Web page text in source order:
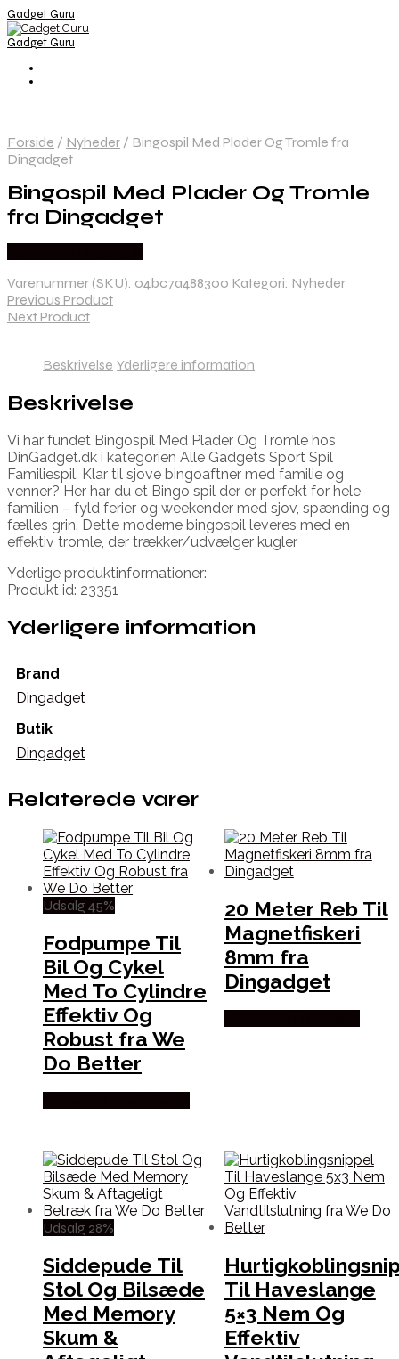
Gadget Guru
Gadget Guru
Forside / Nyheder / Bingospil Med Plader Og Tromle fra
Dingadget
Bingospil Med Plader Og Tromle
fra Dingadget
Varenummer (SKU): 04bc7a488300 Kategori: Nyheder
Previous Product
Next Product
Beskrivelse Yderligere information
Beskrivelse
Vi har fundet Bingospil Med Plader Og Tromle hos
DinGadget.dk i kategorien Alle Gadgets Sport Spil
Familiespil. Klar til sjove bingoaftner med familie og
venner? Her har du et Bingo spil der er perfekt for hele
familien – fyld ferier og weekender med sjov, spænding og
fælles grin. Dette moderne bingospil leveres med en
effektiv tromle, der trækker/udvælger kugler
Yderlige produktinformationer:
Produkt id: 23351
Yderligere information
Brand
Dingadget
Butik
Dingadget
Relaterede varer
Udsalg 45%
Fodpumpe Til
Bil Og Cykel
Med To Cylindre
Effektiv Og
Robust fra We
Do Better
20 Meter Reb Til
Magnetfiskeri
8mm fra
Dingadget
Udsalg 28%
Siddepude Til
Stol Og Bilsæde
Med Memory
Skum &
Til Haveslange
5×3 Nem Og
Effektiv